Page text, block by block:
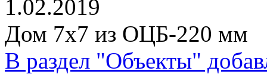
1.02.2019
Дом 7х7 из ОЦБ-220 мм
В раздел "Объекты"